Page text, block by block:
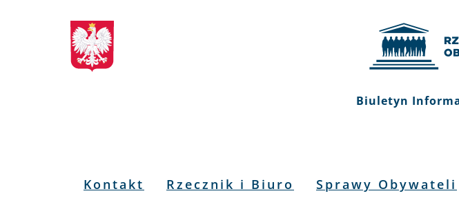
Biuletyn
Informacji
Publicznej
Biuletyn
Menu
Kontakt Rzecznik i Biuro Sprawy Obywateli